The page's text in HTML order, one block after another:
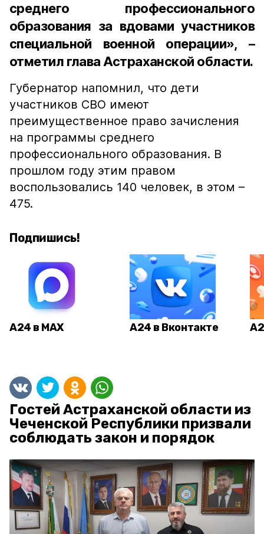
среднего профессионального
образования за вдовами участников
специальной военной операции», –
отметил глава Астраханской области.
Губернатор напомнил, что дети
участников СВО имеют
преимущественное право зачисления
на программы среднего
профессионального образования. В
прошлом году этим правом
воспользовались 140 человек, в этом –
475.
Подпишись!
А24 в MAX А24 в Вконтакте
Гостей Астраханской области из
Чеченской Республики призвали
соблюдать закон и порядок